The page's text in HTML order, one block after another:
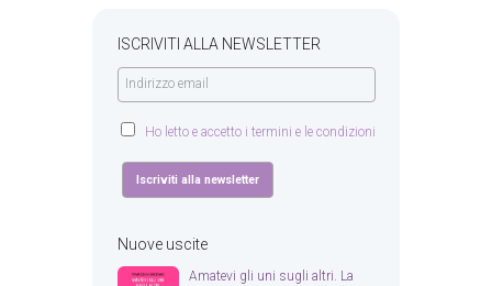
ISCRIVITI ALLA NEWSLETTER
Ho letto e accetto i termini e le condizioni
Nuove uscite
Amatevi gli uni sugli altri. La